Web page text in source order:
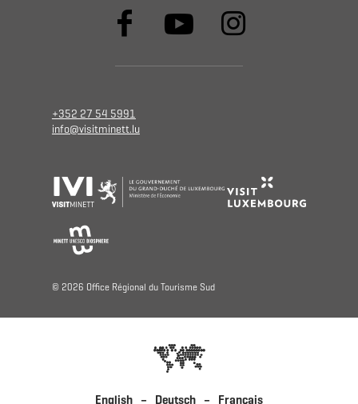
+352 27 54 5991
info@visitminett.lu
© 2026 Oﬃce Régional du Tourisme Sud
English Deutsch Français